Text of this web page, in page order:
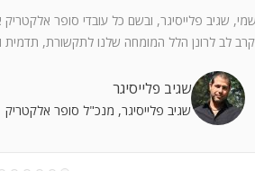
שגיב פלייסיגר, ובשם כל עובדי סופר
לב לרונן הלל המומחה שלנו לתקשורת, תדמית
שגיב פלייסיגר
שגיב פלייסיגר, מנכ"ל סופר אלקטריק